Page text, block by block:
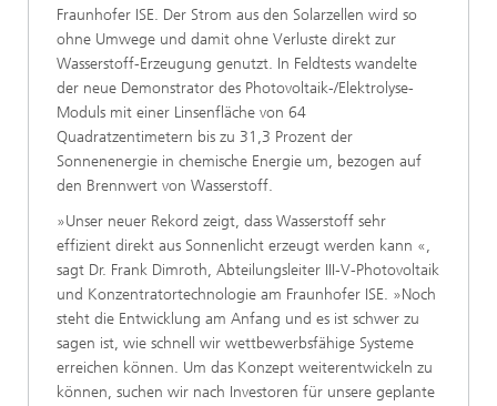
Fraunhofer ISE. Der Strom aus den Solarzellen wird so
ohne Umwege und damit ohne Verluste direkt zur
Wasserstoff-Erzeugung genutzt. In Feldtests wandelte
der neue Demonstrator des Photovoltaik-/Elektrolyse-
Moduls mit einer Linsenfläche von 64
Quadratzentimetern bis zu 31,3 Prozent der
Sonnenenergie in chemische Energie um, bezogen auf
den Brennwert von Wasserstoff.
»Unser neuer Rekord zeigt, dass Wasserstoff sehr
effizient direkt aus Sonnenlicht erzeugt werden kann «,
sagt Dr. Frank Dimroth, Abteilungsleiter III‑V-Photovoltaik
und Konzentratortechnologie am Fraunhofer ISE. »Noch
steht die Entwicklung am Anfang und es ist schwer zu
sagen ist, wie schnell wir wettbewerbsfähige Systeme
erreichen können. Um das Konzept weiterentwickeln zu
können, suchen wir nach Investoren für unsere geplante